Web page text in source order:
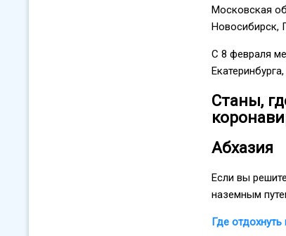
Московская
Новосибирск,
С 8 февраля
Станы,
Абхазия
Если вы
наземным
Где